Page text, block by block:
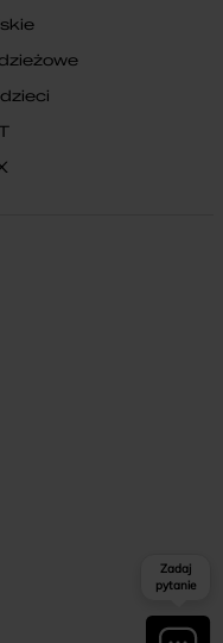
Zadaj
pytanie